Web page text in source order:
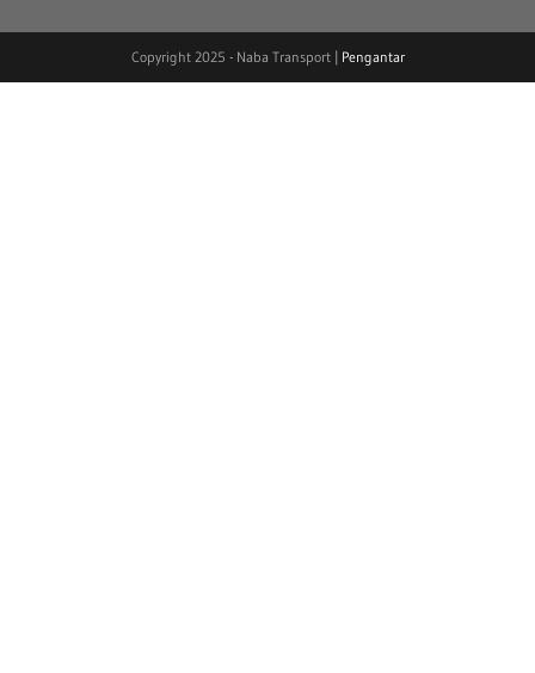
Copyright 2025 - Naba Transport | Pengantar